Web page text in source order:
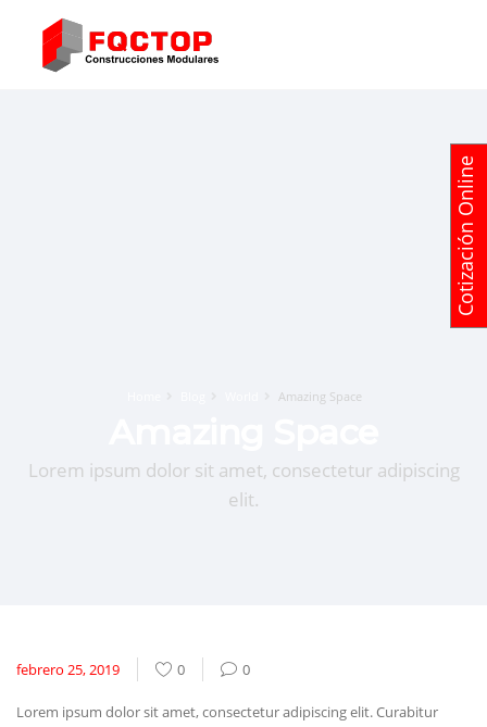
Amazing Space
Lorem ipsum dolor sit amet, consectetur adipiscing
elit.
febrero 25, 2019 0 0
Lorem ipsum dolor sit amet, consectetur adipiscing elit. Curabitur
Cotización Online